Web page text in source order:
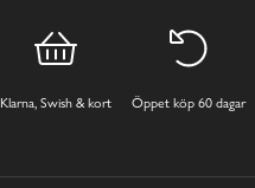
Klarna, Swish & kort Öppet köp 60 dagar